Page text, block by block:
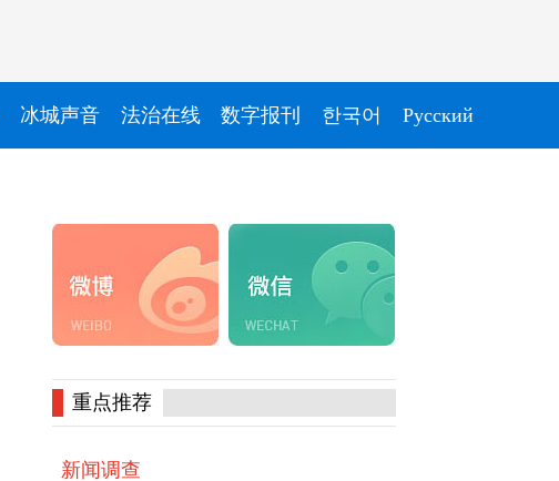
冰城声音 法治在线 数字报刊 한국어 Pусский